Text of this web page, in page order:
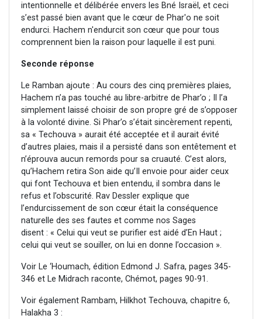
intentionnelle et délibérée envers les Bné Israël, et ceci
s’est passé bien avant que le cœur de Phar'o ne soit
endurci. Hachem n'endurcit son cœur que pour tous
comprennent bien la raison pour laquelle il est puni.
Seconde réponse
Le Ramban ajoute : Au cours des cinq premières plaies,
Hachem n’a pas touché au libre-arbitre de Phar’o ; Il l’a
simplement laissé choisir de son propre gré de s’opposer
à la volonté divine. Si Phar’o s’était sincèrement repenti,
sa « Techouva » aurait été acceptée et il aurait évité
d’autres plaies, mais il a persisté dans son entêtement et
n’éprouva aucun remords pour sa cruauté. C’est alors,
qu’Hachem retira Son aide qu’Il envoie pour aider ceux
qui font Techouva et bien entendu, il sombra dans le
refus et l’obscurité. Rav Dessler explique que
l’endurcissement de son cœur était la conséquence
naturelle des ses fautes et comme nos Sages
disent : « Celui qui veut se purifier est aidé d’En Haut ;
celui qui veut se souiller, on lui en donne l’occasion ».
Voir Le ‘Houmach, édition Edmond J. Safra, pages 345-
346 et Le Midrach raconte, Chémot, pages 90-91.
Voir également Rambam, Hilkhot Techouva, chapitre 6,
Halakha 3 :